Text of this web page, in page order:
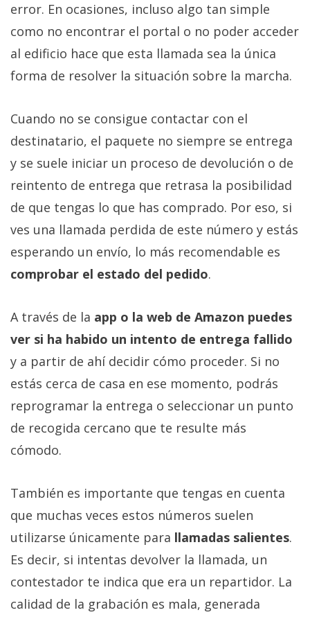
error. En ocasiones, incluso algo tan simple
como no encontrar el portal o no poder acceder
al edificio hace que esta llamada sea la única
forma de resolver la situación sobre la marcha.
Cuando no se consigue contactar con el
destinatario, el paquete no siempre se entrega
y se suele iniciar un proceso de devolución o de
reintento de entrega que retrasa la posibilidad
de que tengas lo que has comprado. Por eso, si
ves una llamada perdida de este número y estás
esperando un envío, lo más recomendable es
comprobar el estado del pedido.
A través de la app o la web de Amazon puedes
ver si ha habido un intento de entrega fallido
y a partir de ahí decidir cómo proceder. Si no
estás cerca de casa en ese momento, podrás
reprogramar la entrega o seleccionar un punto
de recogida cercano que te resulte más
cómodo.
También es importante que tengas en cuenta
que muchas veces estos números suelen
utilizarse únicamente para llamadas salientes.
Es decir, si intentas devolver la llamada, un
contestador te indica que era un repartidor. La
calidad de la grabación es mala, generada